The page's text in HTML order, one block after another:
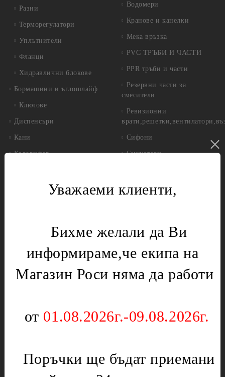
Разни
Терморегулатори
Уплътнители
Фланци
Хидравлични блокове
Бормашини и ъглошлайф
Ключове
Диспенсъри
Кани
Калорифер
Микровълнови печки
Диоди и предпазители
Отоплителни печки
Водомери
Кранове и канелки
Мека връзка
PVC ТРЪБИ И ЧАСТИ
PPR тръби и части
Резервни части за
смесители
Ревизионни
Сифони
Смукатели
Инструменти за градината
Нургаз
Оргаз
Мембрани
Котлони
Уреди за кухнята
Уважаеми клиенти,
Бихме желали да Ви
информираме,че екипа на
Магазин Роси няма да работи
от 01.08.2026г.-09.08.2026г.
Поръчки ще бъдат приемани